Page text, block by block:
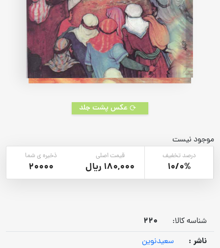
عکس پشت جلد
موجود نیست
درصد تخفیف
10/0%
قیمت اصلی
180,000 ریال
ذخیره ی شما
20000
شناسه کالا:
220
ناشر :
سعیدنوین